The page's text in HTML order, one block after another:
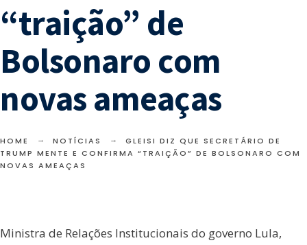
“traição” de
Bolsonaro com
novas ameaças
HOME NOTÍCIAS
GLEISI DIZ QUE SECRETÁRIO DE
TRUMP MENTE E CONFIRMA “TRAIÇÃO” DE BOLSONARO COM
NOVAS AMEAÇAS
Ministra de Relações Institucionais do governo Lula,